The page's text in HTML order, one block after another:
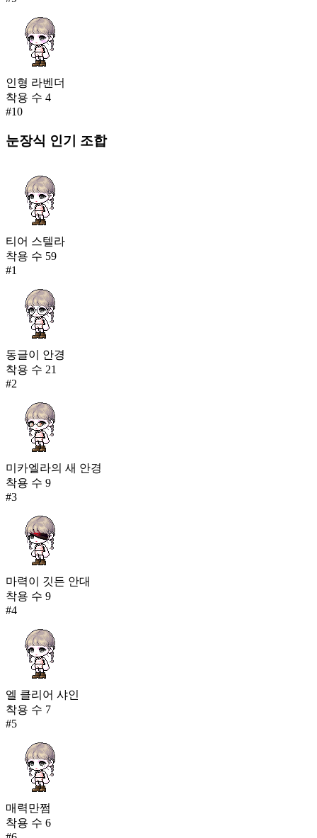
인형 라벤더
착용 수 4
#10
눈장식 인기 조합
티어 스텔라
착용 수 59
#1
동글이 안경
착용 수 21
#2
미카엘라의 새 안경
착용 수 9
#3
마력이 깃든 안대
착용 수 9
#4
엘 클리어 샤인
착용 수 7
#5
매력만쩜
착용 수 6